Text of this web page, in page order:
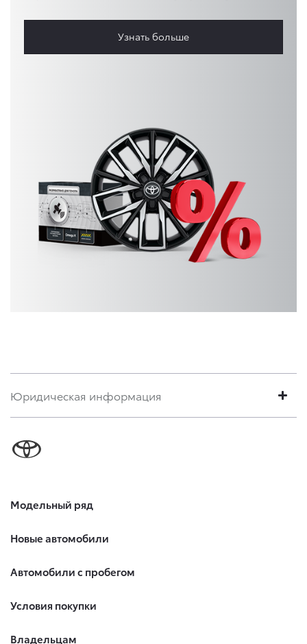
Узнать больше
Юридическая информация
Модельный ряд
Новые автомобили
Автомобили с пробегом
Условия покупки
Владельцам